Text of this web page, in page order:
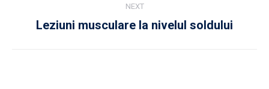
NEXT
Next
Leziuni musculare la nivelul soldului